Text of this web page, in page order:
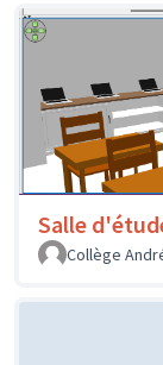
Salle
Collège